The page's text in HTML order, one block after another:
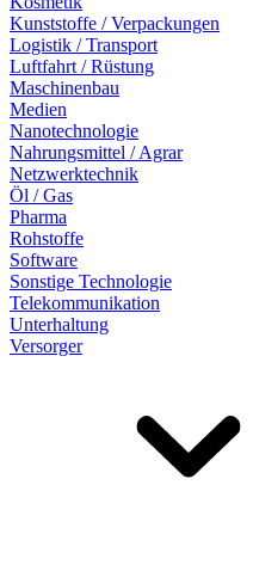
Kunststoffe / Verpackungen
Logistik / Transport
Luftfahrt / Rüstung
Maschinenbau
Medien
Nanotechnologie
Nahrungsmittel / Agrar
Netzwerktechnik
Öl / Gas
Pharma
Rohstoffe
Software
Sonstige Technologie
Telekommunikation
Unterhaltung
Versorger